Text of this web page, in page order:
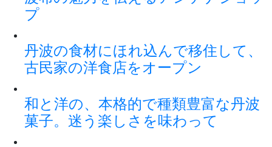
プ
丹波の食材にほれ込んで移住して、
古民家の洋食店をオープン
和と洋の、本格的で種類豊富な丹波
菓子。迷う楽しさを味わって